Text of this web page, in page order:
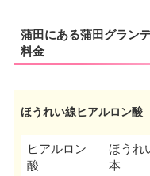
蒲田にある蒲田グラン
料金
ほうれい線ヒアルロン酸
ヒアルロン
酸
ほうれ
本